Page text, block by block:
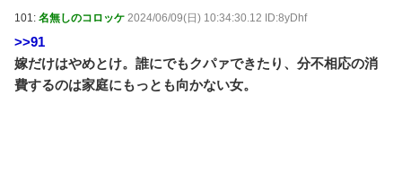
101: 名無しのコロッケ 2024/06/09(日) 10:34:30.12 ID:8yDhf
>>91
嫁だけはやめとけ。誰にでもクパァできたり、分不相応の消
費するのは家庭にもっとも向かない女。